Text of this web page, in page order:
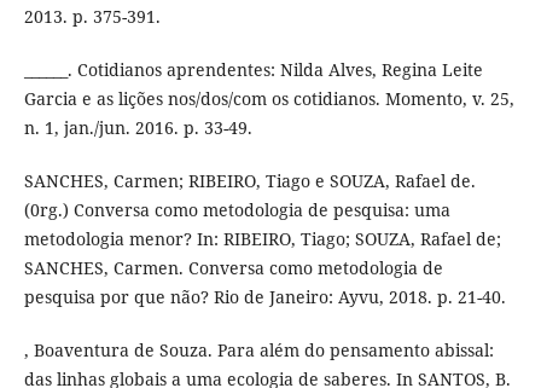
2013. p. 375-391.
______. Cotidianos aprendentes: Nilda Alves, Regina Leite
Garcia e as lições nos/dos/com os cotidianos. Momento, v. 25,
n. 1, jan./jun. 2016. p. 33-49.
SANCHES, Carmen; RIBEIRO, Tiago e SOUZA, Rafael de.
(0rg.) Conversa como metodologia de pesquisa: uma
metodologia menor? In: RIBEIRO, Tiago; SOUZA, Rafael de;
SANCHES, Carmen. Conversa como metodologia de
pesquisa por que não? Rio de Janeiro: Ayvu, 2018. p. 21-40.
, Boaventura de Souza. Para além do pensamento abissal:
das linhas globais a uma ecologia de saberes. In SANTOS, B.